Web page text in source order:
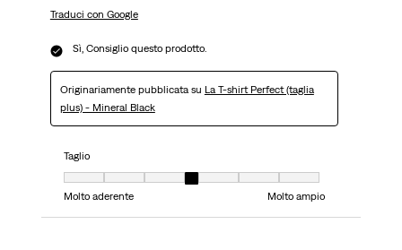
Traduci con Google
Sì, Consiglio questo prodotto.
Originariamente pubblicata su La T-shirt Perfect (taglia
plus) - Mineral Black
Taglio
Taglio, 4 su 7, dove 1 è uguale a Molto aderente e 7 è uguale a Molto
Molto aderente
Molto ampio